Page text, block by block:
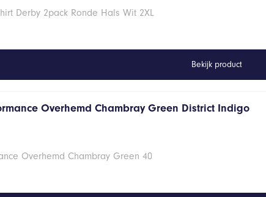
Derby 2pack Ronde Hals Wit 2XL
Bekijk product
Overhemd Chambray Green District Indigo
Overhemd Chambray Green 40